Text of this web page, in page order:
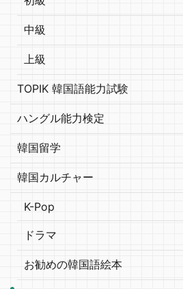
中級
上級
TOPIK 韓国語能力試験
ハングル能力検定
韓国留学
韓国カルチャー
K-Pop
ドラマ
お勧めの韓国語絵本